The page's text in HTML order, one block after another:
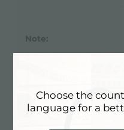
Note:
Choose the
language for a